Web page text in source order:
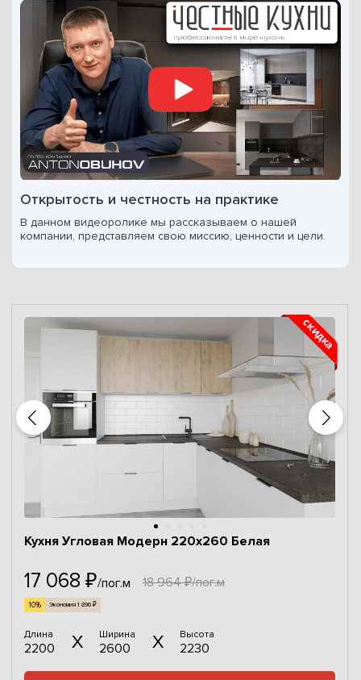
Открытость и честность на практике
В данном видеоролике мы рассказываем о нашей
компании, представляем свою миссию, ценности и цели.
Кухня Угловая Модерн 220х260 Белая
17 068 ₽/пог.м 18 964 ₽/пог.м
10% Экономия 1 896 ₽
Длина
2200
Ширина
2600
Высота
2230